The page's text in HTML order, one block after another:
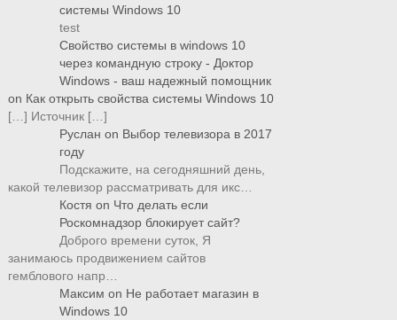
системы Windows 10
test
Свойство системы в windows 10
через командную строку - Доктор
Windows - ваш надежный помощник
on Как открыть свойства системы Windows 10
[…] Источник […]
Руслан on Выбор телевизора в 2017
году
Подскажите, на сегодняшний день,
какой телевизор рассматривать для икс…
Костя on Что делать если
Роскомнадзор блокирует сайт?
Доброго времени суток, Я
занимаюсь продвижением сайтов
гемблового напр…
Максим on Не работает магазин в
Windows 10